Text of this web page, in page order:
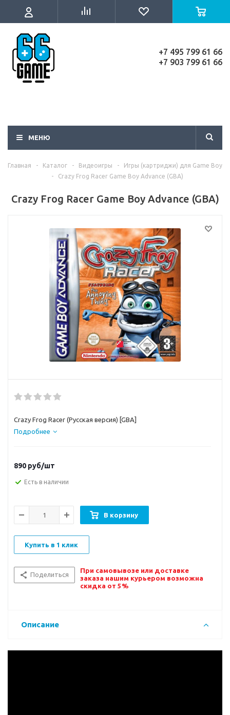
+7 495 799 61 66
+7 903 799 61 66
МЕНЮ
Главная - Каталог - Видеоигры -
Игры (картриджи) для Game Boy
-
Crazy Frog Racer Game Boy Advance (GBA)
Crazy Frog Racer Game Boy Advance (GBA)
Crazy Frog Racer (Русская версия) [GBA]
Подробнее
890 руб/шт
Есть в наличии
В корзину
Купить в 1 клик
Поделиться
При самовывозе или доставке
заказа нашим курьером возможна
скидка от 5%
Описание